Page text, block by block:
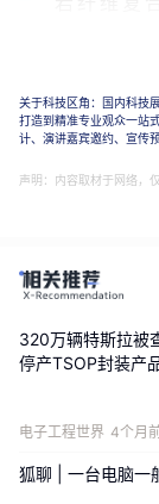
付，车间
衡耀复合材料
“公
关于科技区角：国内科技
打造到精准专业观众一站
计、演讲嘉宾邀约、宣传
声明：内容取材于网络，
320万辆特斯拉被
停产TSOP封装产
电子工程世界 4个月
狐聊 | 一台电脑一